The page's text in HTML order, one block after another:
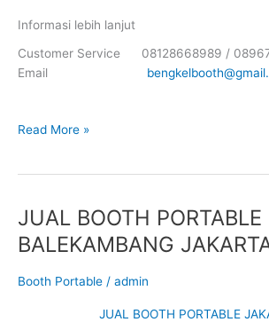
Informasi lebih lanjut
Customer Service 08128668989 /
Email
JUAL
BESI
JAKARTA
Read More »
JUAL BOOTH PORTABLE
BALEKAMBANG
Booth Portable / admin
JUAL BOOTH PORTABLE